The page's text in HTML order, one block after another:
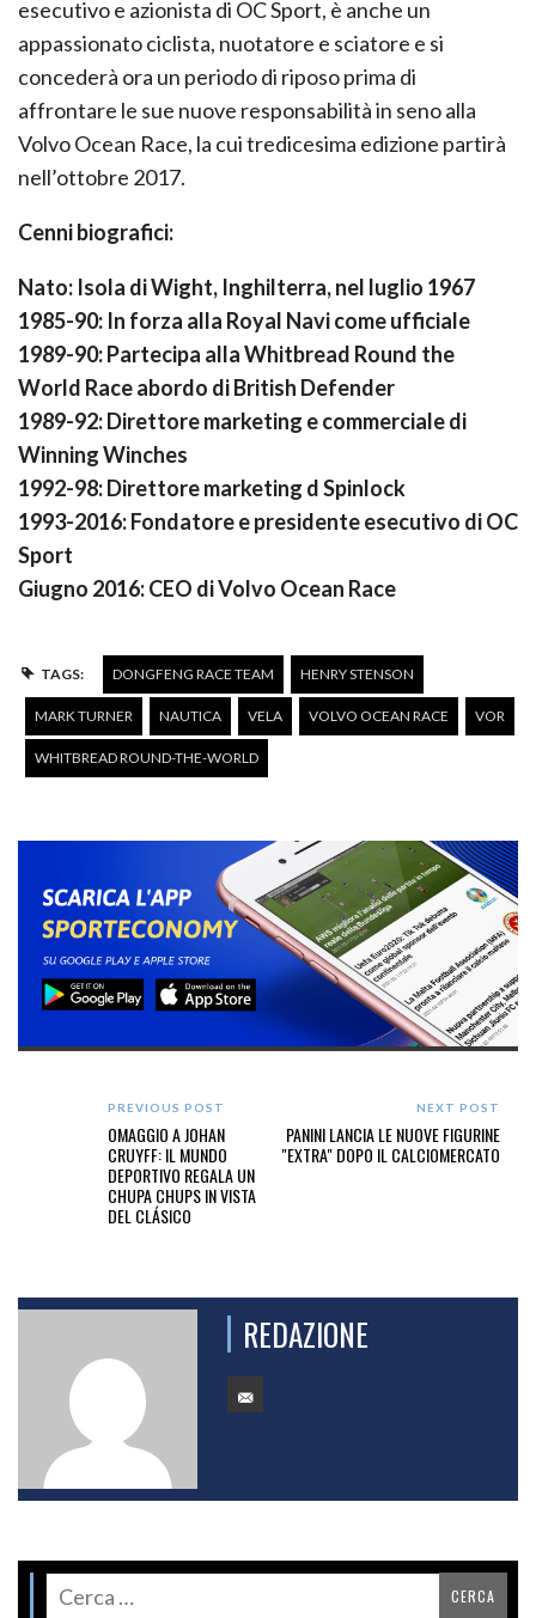
esecutivo e azionista di OC Sport, è anche un
appassionato ciclista, nuotatore e sciatore e si
concederà ora un periodo di riposo prima di
affrontare le sue nuove responsabilità in seno alla
Volvo Ocean Race, la cui tredicesima edizione partirà
nell’ottobre 2017.
Cenni biografici:
Nato: Isola di Wight, Inghilterra, nel luglio 1967
1985-90: In forza alla Royal Navi come ufficiale
1989-90: Partecipa alla Whitbread Round the
World Race abordo di British Defender
1989-92: Direttore marketing e commerciale di
Winning Winches
1992-98: Direttore marketing d Spinlock
1993-2016: Fondatore e presidente esecutivo di OC
Sport
Giugno 2016: CEO di Volvo Ocean Race
TAGS: DONGFENG RACE TEAM HENRY STENSON
MARK TURNER NAUTICA VELA VOLVO OCEAN RACE VOR
WHITBREAD ROUND-THE-WORLD
PREVIOUS POST
OMAGGIO A JOHAN
CRUYFF: IL MUNDO
DEPORTIVO REGALA UN
CHUPA CHUPS IN VISTA
DEL CLÁSICO
NEXT POST
PANINI LANCIA LE NUOVE FIGURINE
"EXTRA" DOPO IL CALCIOMERCATO
REDAZIONE